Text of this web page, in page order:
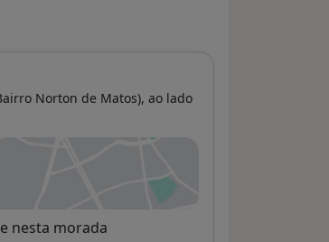
Norton de Matos), ao lado
separador
nesta morada